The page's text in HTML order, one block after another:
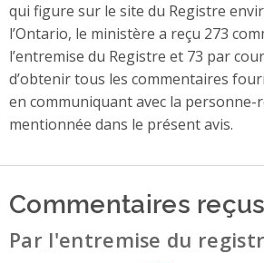
qui figure sur le site du Registre
l’Ontario, le ministère a reçu 273
l’entremise du Registre et 73 par
d’obtenir tous les commentaires
en communiquant avec la personne-
mentionnée dans le présent avis.
Commentaires reçus
Par l'entremise du